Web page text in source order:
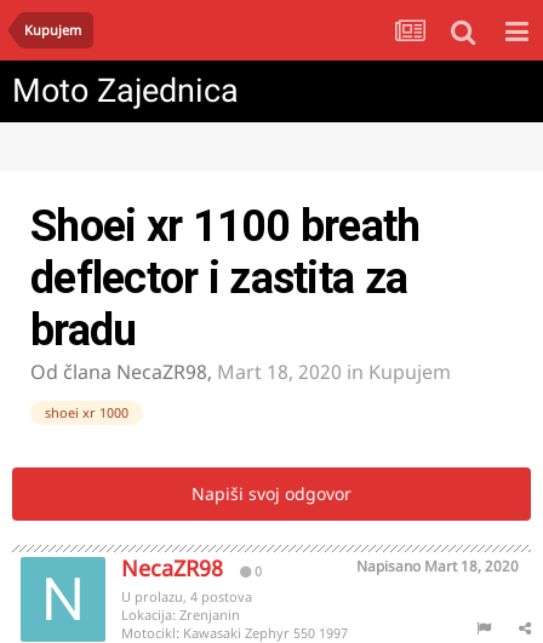
Kupujem
Moto Zajednica
Shoei xr 1100 breath
deflector i zastita za
bradu
Od člana NecaZR98, Mart 18, 2020 in Kupujem
shoei xr 1000
Napiši svoj odgovor
NecaZR98 0 Napisano Mart 18, 2020
U prolazu, 4 postova
Lokacija: Zrenjanin
Motocikl: Kawasaki Zephyr 550 1997